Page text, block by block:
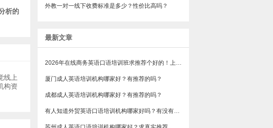
外教一对一线下收费标准是多少？性价比高吗？
最新文章
2026年在线商务英语口语培训班求推荐个好的！上班族急需，哪家好？
厦门成人英语培训机构哪家好？有推荐的吗？
成都成人英语培训机构哪家好？有推荐的吗？
有人知道外贸英语口语培训机构哪家好吗？有没有排行榜参考一下？最好说下费用
析的
线上
构资